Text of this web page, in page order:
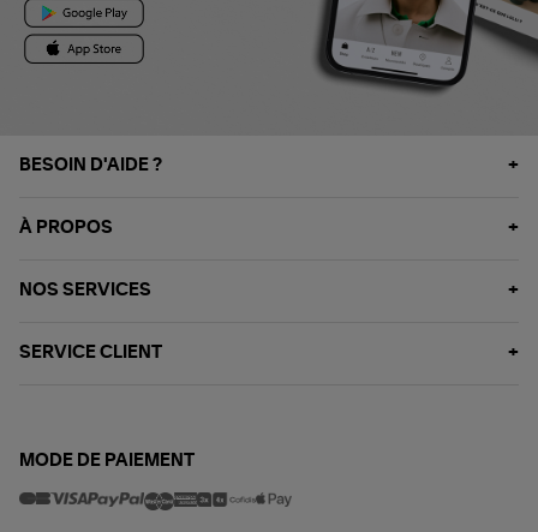
BESOIN D'AIDE ?
À PROPOS
NOS SERVICES
SERVICE CLIENT
MODE DE PAIEMENT